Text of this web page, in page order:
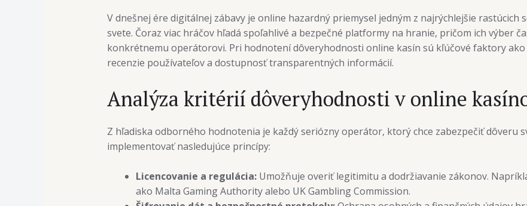
V dnešnej ére digitálnej zábavy je online hazardný priemysel jedným z najrýchlejšie rastúcich
svete. Čoraz viac hráčov hľadá spoľahlivé a bezpečné platformy na hranie, pričom ich výber
konkrétnemu operátorovi. Pri hodnotení dôveryhodnosti online kasín sú kľúčové faktory
recenzie používateľov a dostupnosť transparentných informácií.
Analýza kritérií dôveryhodnosti v online
Z hľadiska odborného hodnotenia je každý seriózny operátor, ktorý chce zabezpečiť dôveru
implementovať nasledujúce princípy:
Licencovanie a regulácia:Umožňuje overiť legitimitu a dodržiavanie zákonov.
ako Malta Gaming Authority alebo UK Gambling Commission.